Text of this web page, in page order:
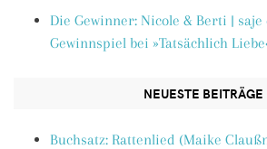
Die Gewinner: Nicole & Berti |
Gewinnspiel bei »Tatsächlich
NEUESTE BEITRÄGE
Buchsatz: Rattenlied (Maike